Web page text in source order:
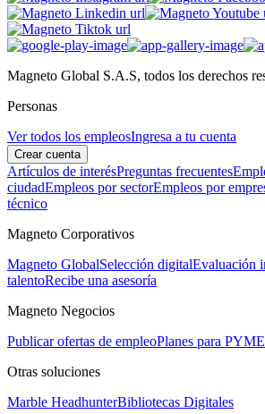
Magneto Global S.A.S, todos los derechos
Personas
Ver todos los empleosIngresa a tu cuenta
Crear cuenta
Artículos de interésPreguntas frecuentes
ciudadEmpleos por sectorEmpleos por
técnico
Magneto Corporativos
Magneto GlobalSelección digitalEvaluación
talentoRecibe una asesoría
Magneto Negocios
Publicar ofertas de empleoPlanes para
Otras soluciones
Marble HeadhunterBibliotecas Digitales